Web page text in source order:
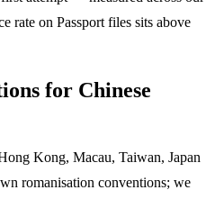
rate on Passport files sits above
for Chinese
Kong, Macau, Taiwan, Japan
romanisation conventions; we